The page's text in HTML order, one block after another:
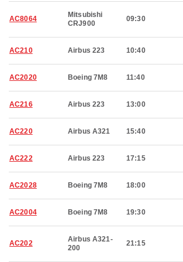
AC8064
Mitsubishi
CRJ900
09:30
AC210 Airbus 223 10:40
AC2020 Boeing 7M8 11:40
AC216 Airbus 223 13:00
AC220 Airbus A321 15:40
AC222 Airbus 223 17:15
AC2028 Boeing 7M8 18:00
AC2004 Boeing 7M8 19:30
AC202
Airbus A321-
200
21:15